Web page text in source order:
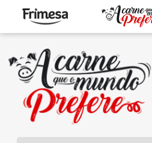
A
carne
que